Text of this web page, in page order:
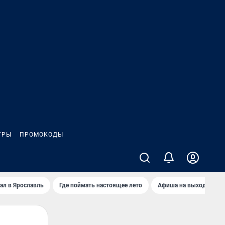
ПРОМОКОДЫ
в Ярославль Где поймать настоящее лето Афиша на выходные